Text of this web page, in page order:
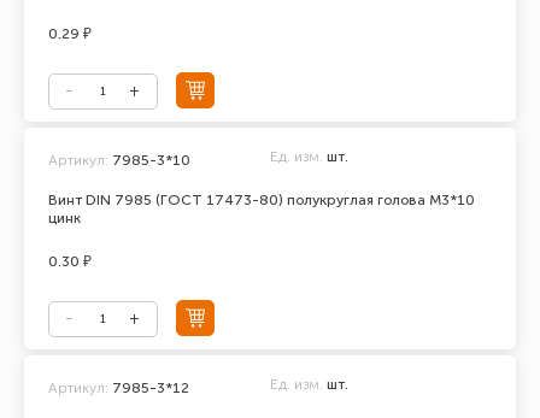
0.29 ₽
Винт DIN 7985 (ГОСТ 17473-80) полукруглая голова М3*10
цинк
Артикул: 7985-3*10 Ед. изм. шт.
0.30 ₽
Артикул: 7985-3*12 Ед. изм. шт.